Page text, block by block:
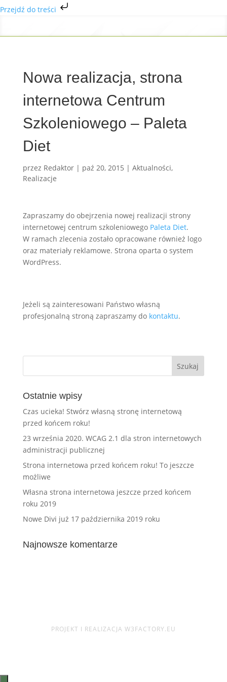
Przejdź do treści
Nowa realizacja, strona
internetowa Centrum
Szkoleniowego – Paleta
Diet
przez Redaktor| paź 20, 2015 | Aktualności,
Realizacje
Zapraszamy do obejrzenia nowej realizacji strony
internetowej centrum szkoleniowego Paleta Diet.
W ramach zlecenia zostało opracowane również logo
oraz materiały reklamowe. Strona oparta o system
WordPress.
Jeżeli są zainteresowani Państwo własną
profesjonalną stroną zapraszamy do kontaktu.
Ostatnie wpisy
Czas ucieka! Stwórz własną stronę internetową
przed końcem roku!
23 września 2020. WCAG 2.1 dla stron internetowych
administracji publicznej
Strona internetowa przed końcem roku! To jeszcze
możliwe
Własna strona internetowa jeszcze przed końcem
roku 2019
Nowe Divi już 17 października 2019 roku
Najnowsze komentarze
PROJEKT I REALIZACJA W3FACTORY.EU